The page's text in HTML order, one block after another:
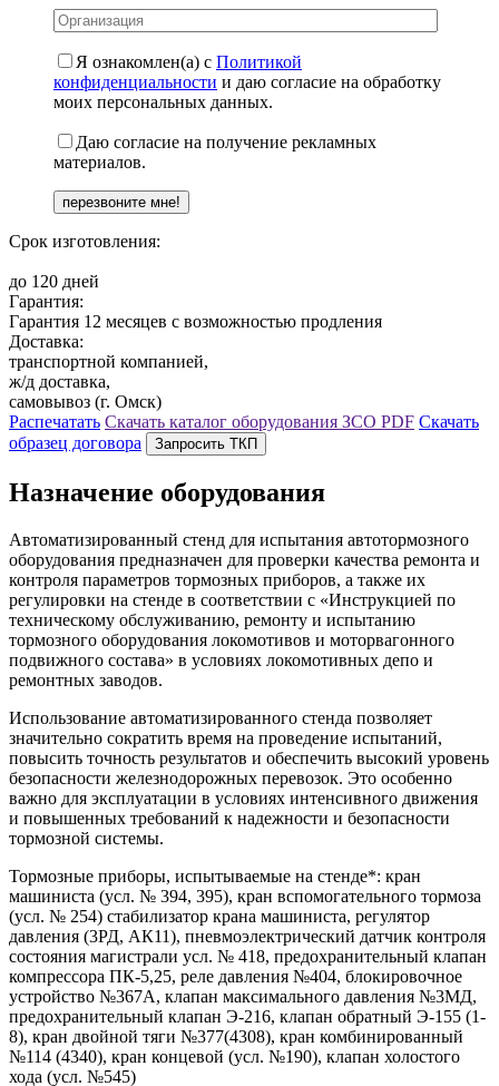
Я ознакомлен(а) с Политикой
конфиденциальности и даю согласие на обработку
моих персональных данных.
Даю согласие на получение рекламных
материалов.
Срок изготовления:
до 120 дней
Гарантия:
Гарантия 12 месяцев с возможностью продления
Доставка:
транспортной компанией,
ж/д доставка,
самовывоз (г. Омск)
Распечатать Скачать каталог оборудования ЗСО PDF Скачать
образец договора
Запросить ТКП
Назначение оборудования
Автоматизированный стенд для испытания автотормозного
оборудования предназначен для проверки качества ремонта и
контроля параметров тормозных приборов, а также их
регулировки на стенде в соответствии с «Инструкцией по
техническому обслуживанию, ремонту и испытанию
тормозного оборудования локомотивов и моторвагонного
подвижного состава» в условиях локомотивных депо и
ремонтных заводов.
Использование автоматизированного стенда позволяет
значительно сократить время на проведение испытаний,
повысить точность результатов и обеспечить высокий уровень
безопасности железнодорожных перевозок. Это особенно
важно для эксплуатации в условиях интенсивного движения
и повышенных требований к надежности и безопасности
тормозной системы.
Тормозные приборы, испытываемые на стенде*: кран
машиниста (усл. № 394, 395), кран вспомогательного тормоза
(усл. № 254) стабилизатор крана машиниста, регулятор
давления (3РД, АК11), пневмоэлектрический датчик контроля
состояния магистрали усл. № 418, предохранительный клапан
компрессора ПК-5,25, реле давления №404, блокировочное
устройство №367А, клапан максимального давления №3МД,
предохранительный клапан Э-216, клапан обратный Э-155 (1-
8), кран двойной тяги №377(4308), кран комбинированный
№114 (4340), кран концевой (усл. №190), клапан холостого
хода (усл. №545)